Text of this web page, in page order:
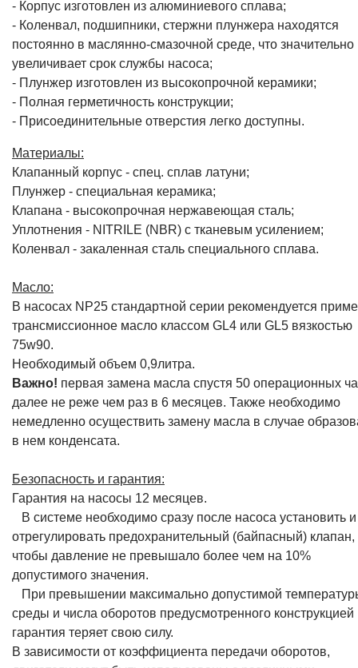
увеличивает срок службы насоса;
- Плунжер изготовлен из высокопрочной керамики;
- Полная герметичность конструкции;
- Присоединительные отверстия легко доступны.
Материалы:
Клапанный корпус - спец. cплав латуни;
Клапана - высокопрочная нержавеющая сталь;
Уплотнения - NITRILE (NBR) с тканевым усилением;
Коленвал - закаленная сталь специального сплава.
В насосах NP25 стандартной серии рекомендуется
75w90.
Необходимый объем 0,9литра.
Важно!
далее не реже чем раз в 6 месяцев. Также необходимо
немедленно осуществить замену масла в случае
в нем конденсата.
Безопасность и гарантия:
Гарантия на насосы 12 месяцев.
отрегулировать предохранительный (байпасный) клапан,
чтобы давление не превышало более чем на 10%
допустимого значения.
При превышении максимально допустимой
среды и числа оборотов предусмотренного конструкцией
гарантия теряет свою силу.
В зависимости от коэффициента передачи оборотов,
двигатели могут быть использованы с различными
скоростями, при правильном расчете размеров шкивов